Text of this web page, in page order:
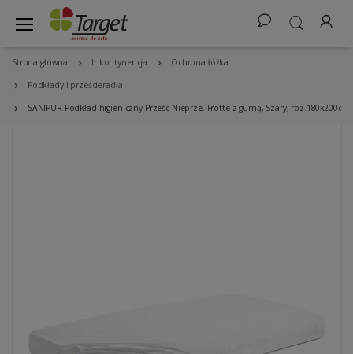
Strona główna Inkontynencja Ochrona łóżka
Podkłady i prześcieradła
SANIPUR Podkład higieniczny Prześc Nieprze. Frotte z gumą, Szary, roz.180x200cm.